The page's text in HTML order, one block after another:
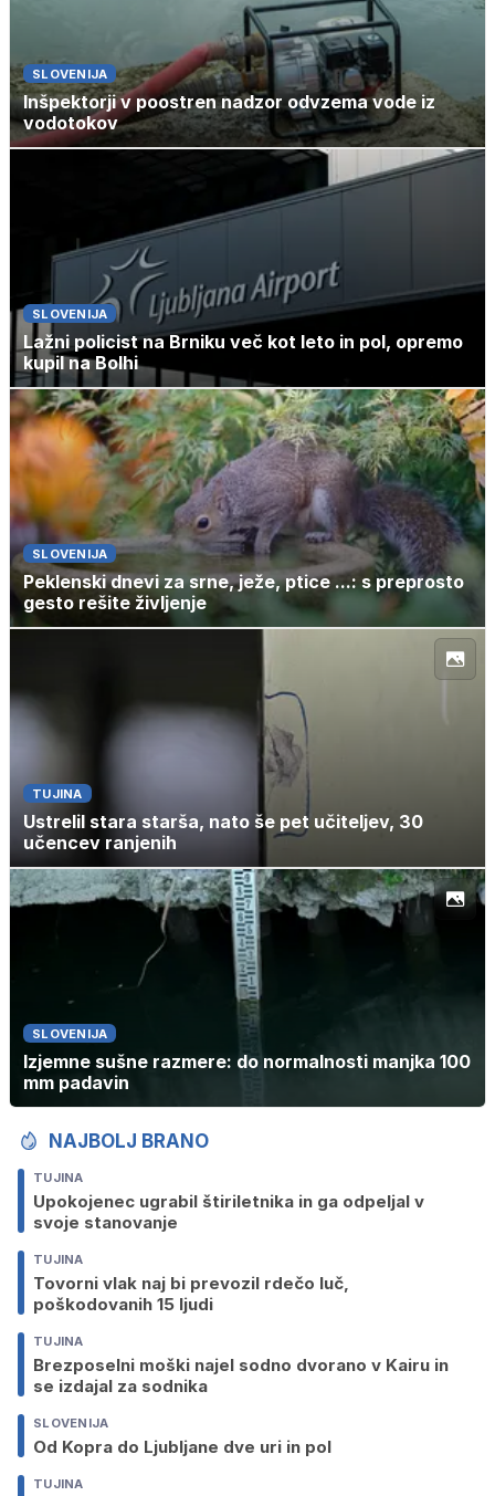
SLOVENIJA
Inšpektorji v poostren nadzor odvzema vode iz
vodotokov
SLOVENIJA
Lažni policist na Brniku več kot leto in pol, opremo
kupil na Bolhi
SLOVENIJA
Peklenski dnevi za srne, ježe, ptice ...: s preprosto
gesto rešite življenje
TUJINA
Ustrelil stara starša, nato še pet učiteljev, 30
učencev ranjenih
SLOVENIJA
Izjemne sušne razmere: do normalnosti manjka 100
mm padavin
NAJBOLJ BRANO
TUJINA
Upokojenec ugrabil štiriletnika in ga odpeljal v
svoje stanovanje
TUJINA
Tovorni vlak naj bi prevozil rdečo luč,
poškodovanih 15 ljudi
TUJINA
Brezposelni moški najel sodno dvorano v Kairu in
se izdajal za sodnika
SLOVENIJA
Od Kopra do Ljubljane dve uri in pol
TUJINA